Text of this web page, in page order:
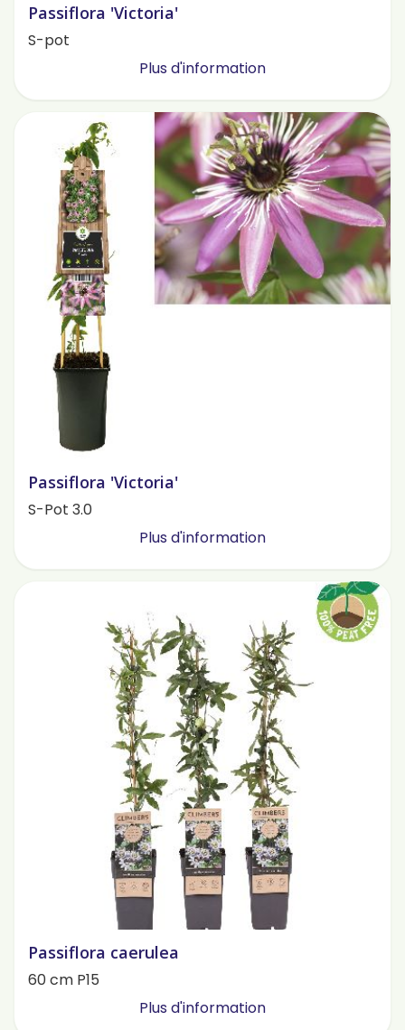
Passiflora 'Victoria'
S-pot
Plus d'information
Passiflora 'Victoria'
S-Pot 3.0
Plus d'information
Passiflora caerulea
60 cm P15
Plus d'information